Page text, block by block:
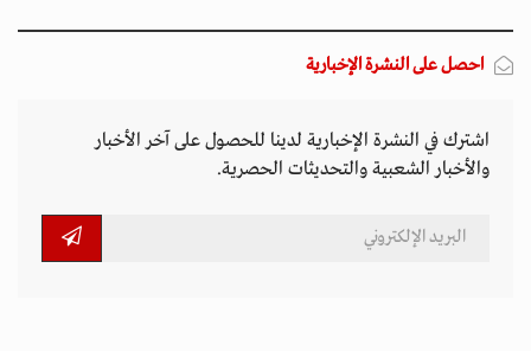
احصل على النشرة الإخبارية
اشترك في النشرة الإخبارية لدينا للحصول على آخر الأخبار
والأخبار الشعبية والتحديثات الحصرية.